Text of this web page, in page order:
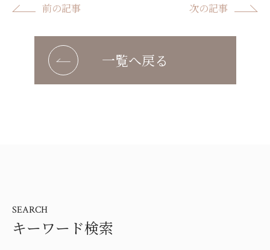
前の記事 次の記事
一覧へ戻る
SEARCH
キーワード検索